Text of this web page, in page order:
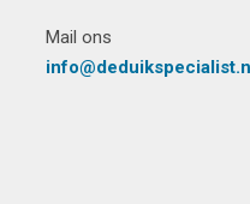
Mail ons